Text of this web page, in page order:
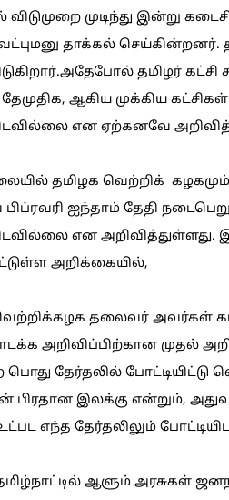
முடிந்து இன்று
தாக்கல் செய்கின்றனர்.
தமிழர் கட்சி
தேமுதிக, ஆகிய முக்கிய
என ஏற்கனவே
தமிழக வெற்றிக்
ஐந்தாம் தேதி
என அறிவித்துள்ளது.
அறிக்கையில்,
தலைவர் அவர்கள்
அறிவிப்பிற்கான முதல்
தேர்தலில் போட்டியிட்டு
பிரதான இலக்கு என்றும்,
எந்த தேர்தலிலும்
ஆளும் அரசுகள்